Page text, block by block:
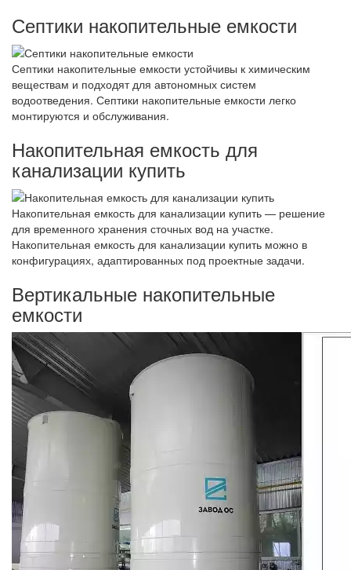
Септики накопительные емкости
Септики накопительные емкости устойчивы к химическим
веществам и подходят для автономных систем
водоотведения. Септики накопительные емкости легко
монтируются и обслуживания.
Накопительная емкость для
канализации купить
Накопительная емкость для канализации купить — решение
для временного хранения сточных вод на участке.
Накопительная емкость для канализации купить можно в
конфигурациях, адаптированных под проектные задачи.
Вертикальные накопительные
емкости